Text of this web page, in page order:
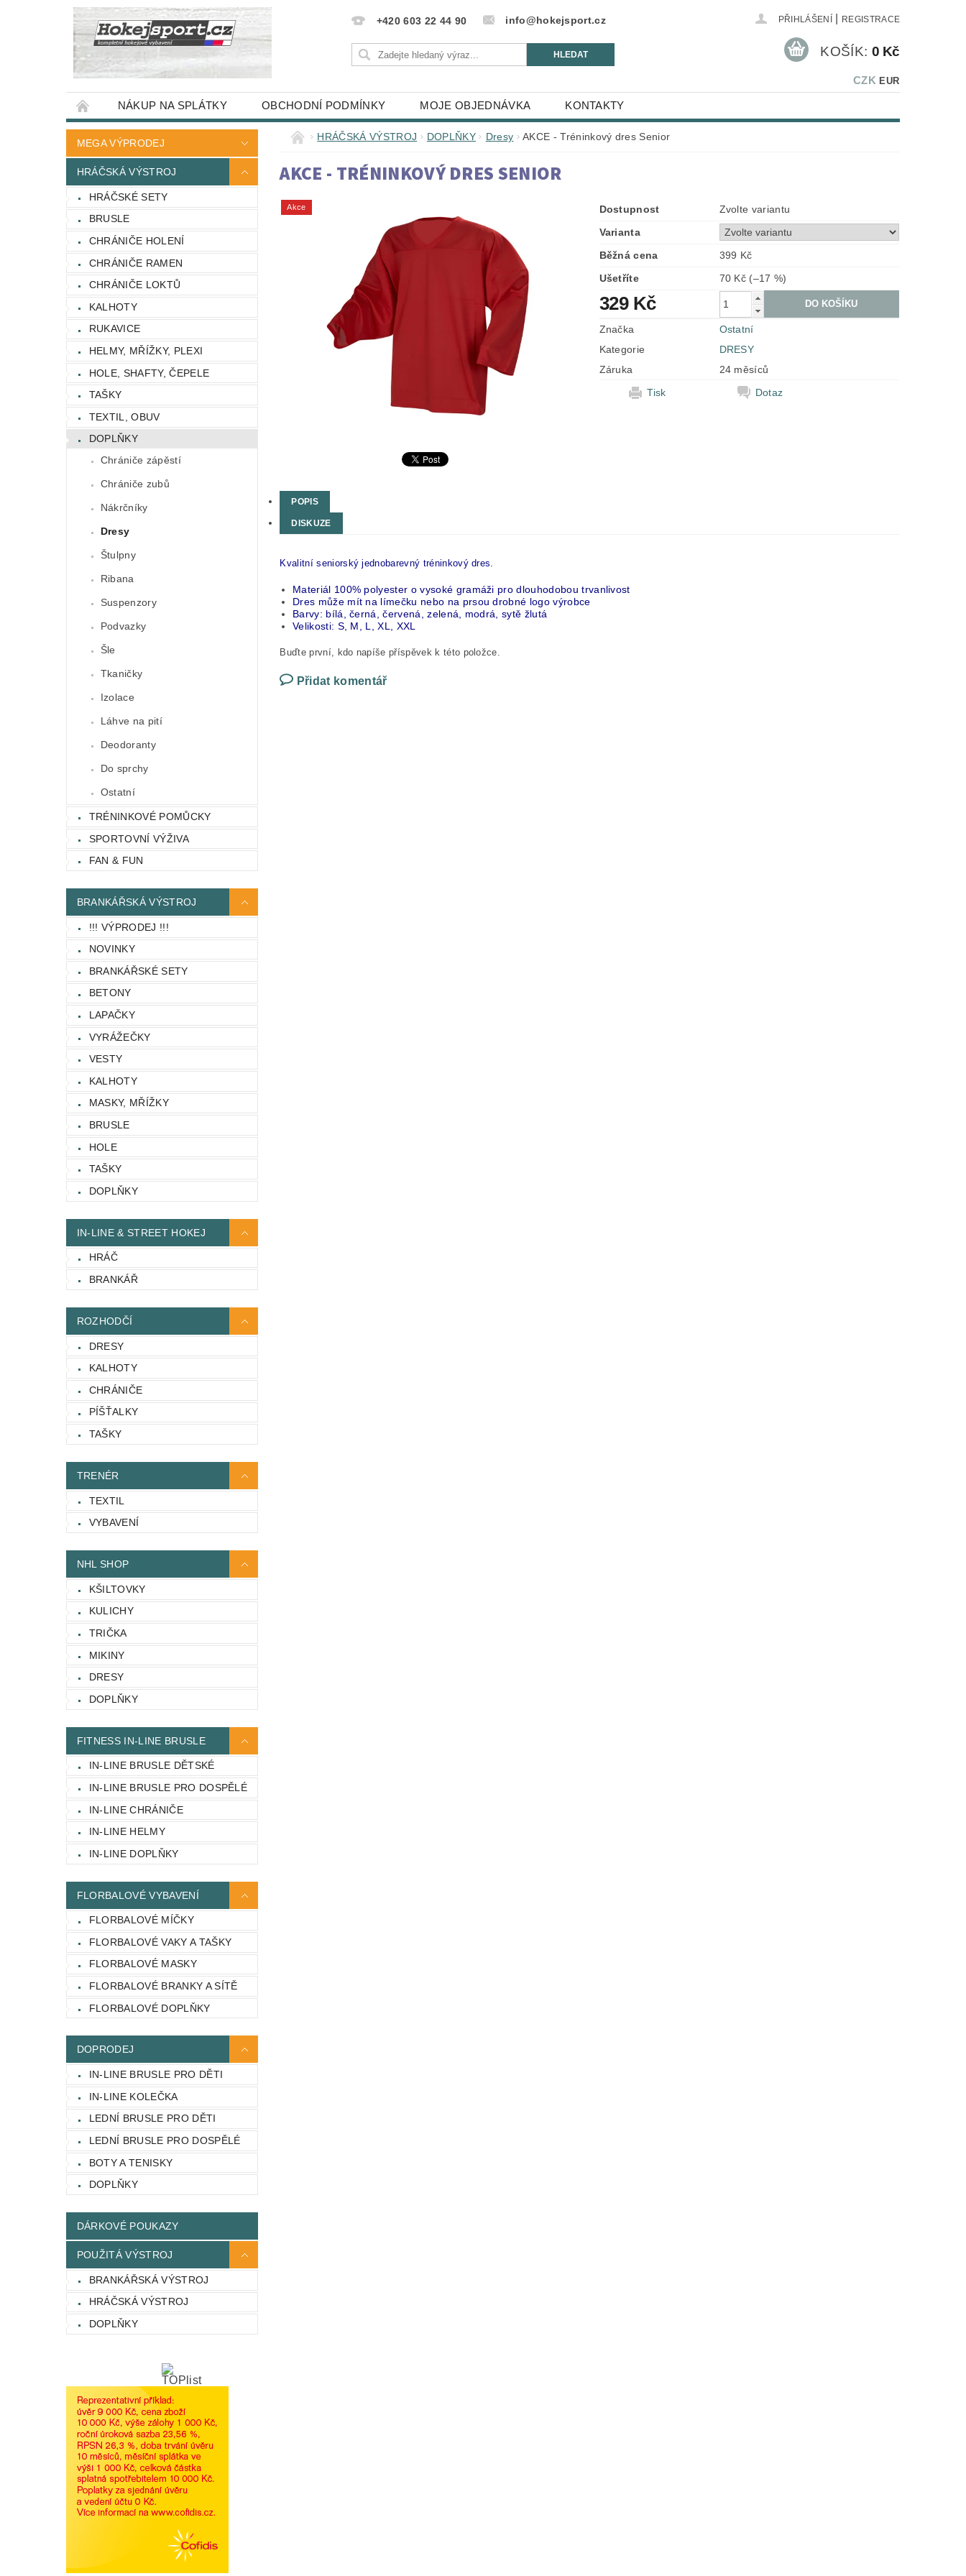
+420 603 22 44 90 info@hokejsport.cz PŘIHLÁŠENÍ REGISTRACE
CZK EUR
KOŠÍK: 0 Kč
NÁKUP NA SPLÁTKY OBCHODNÍ PODMÍNKY MOJE OBJEDNÁVKA KONTAKTY
MEGA VÝPRODEJ
HRÁČSKÁ VÝSTROJ
HRÁČSKÉ SETY
BRUSLE
CHRÁNIČE HOLENÍ
CHRÁNIČE RAMEN
CHRÁNIČE LOKTŮ
KALHOTY
RUKAVICE
HELMY, MŘÍŽKY, PLEXI
HOLE, SHAFTY, ČEPELE
TAŠKY
TEXTIL, OBUV
DOPLŇKY
Chrániče zápěstí
Chrániče zubů
Nákrčníky
Dresy
Štulpny
Ribana
Suspenzory
Podvazky
Šle
Tkaničky
Izolace
Láhve na pití
Deodoranty
Do sprchy
Ostatní
TRÉNINKOVÉ POMŮCKY
SPORTOVNÍ VÝŽIVA
FAN & FUN
BRANKÁŘSKÁ VÝSTROJ
!!! VÝPRODEJ !!!
NOVINKY
BRANKÁŘSKÉ SETY
BETONY
LAPAČKY
VYRÁŽEČKY
VESTY
KALHOTY
MASKY, MŘÍŽKY
BRUSLE
HOLE
TAŠKY
DOPLŇKY
IN-LINE & STREET HOKEJ
HRÁČ
BRANKÁŘ
ROZHODČÍ
DRESY
KALHOTY
CHRÁNIČE
PÍŠŤALKY
TAŠKY
TRENÉR
TEXTIL
VYBAVENÍ
NHL SHOP
KŠILTOVKY
KULICHY
TRIČKA
MIKINY
DRESY
DOPLŇKY
FITNESS IN-LINE BRUSLE
IN-LINE BRUSLE DĚTSKÉ
IN-LINE BRUSLE PRO DOSPĚLÉ
IN-LINE CHRÁNIČE
IN-LINE HELMY
IN-LINE DOPLŇKY
FLORBALOVÉ VYBAVENÍ
FLORBALOVÉ MÍČKY
FLORBALOVÉ VAKY A TAŠKY
FLORBALOVÉ MASKY
FLORBALOVÉ BRANKY A SÍTĚ
FLORBALOVÉ DOPLŇKY
DOPRODEJ
IN-LINE BRUSLE PRO DĚTI
IN-LINE KOLEČKA
LEDNÍ BRUSLE PRO DĚTI
LEDNÍ BRUSLE PRO DOSPĚLÉ
BOTY A TENISKY
DOPLŇKY
DÁRKOVÉ POUKAZY
POUŽITÁ VÝSTROJ
BRANKÁŘSKÁ VÝSTROJ
HRÁČSKÁ VÝSTROJ
DOPLŇKY
HRÁČSKÁ VÝSTROJ DOPLŇKY Dresy AKCE - Tréninkový dres Senior
AKCE - TRÉNINKOVÝ DRES SENIOR
Akce Dostupnost
Zvolte variantu
Varianta
Běžná cena
399 Kč
Ušetříte
70 Kč (–17 %)
329 Kč
Značka
Ostatní
Kategorie
DRESY
Záruka
24 měsíců
Tisk
Dotaz
POPIS
DISKUZE
Kvalitní seniorský jednobarevný tréninkový dres.
Materiál 100% polyester o vysoké gramáži pro dlouhodobou trvanlivost
Dres může mít na límečku nebo na prsou drobné logo výrobce
Barvy: bílá, černá, červená, zelená, modrá, sytě žlutá
Velikosti: S, M, L, XL, XXL
Buďte první, kdo napíše příspěvek k této položce.
Přidat komentář